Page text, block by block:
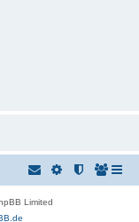
Limited